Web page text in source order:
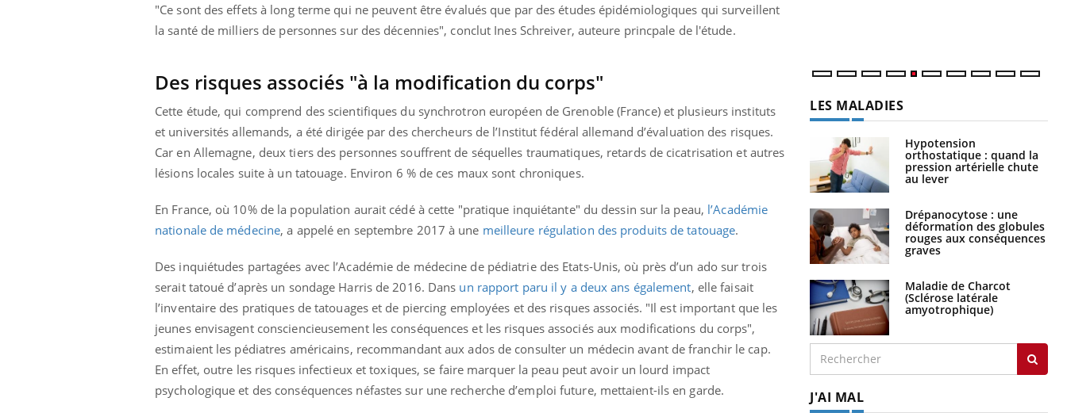
"Ce sont des effets à long terme qui ne peuvent être évalués que par des études épidémiologiques qui surveillent
la santé de milliers de personnes sur des décennies", conclut Ines Schreiver, auteure princpale de l'étude.
Des risques associés "à la modification du corps"
Cette étude, qui comprend des scientifiques du synchrotron européen de Grenoble (France) et plusieurs instituts
et universités allemands, a été dirigée par des chercheurs de l’Institut fédéral allemand d’évaluation des risques.
Car en Allemagne, deux tiers des personnes souffrent de séquelles traumatiques, retards de cicatrisation et autres
lésions locales suite à un tatouage. Environ 6 % de ces maux sont chroniques.
En France, où 10% de la population aurait cédé à cette "pratique inquiétante" du dessin sur la peau, l’Académie
nationale de médecine, a appelé en septembre 2017 à une meilleure régulation des produits de tatouage.
Des inquiétudes partagées avec l’Académie de médecine de pédiatrie des Etats-Unis, où près d’un ado sur trois
serait tatoué d’après un sondage Harris de 2016. Dans un rapport paru il y a deux ans également, elle faisait
l’inventaire des pratiques de tatouages et de piercing employées et des risques associés. "Il est important que les
jeunes envisagent consciencieusement les conséquences et les risques associés aux modifications du corps",
estimaient les pédiatres américains, recommandant aux ados de consulter un médecin avant de franchir le cap.
En effet, outre les risques infectieux et toxiques, se faire marquer la peau peut avoir un lourd impact
psychologique et des conséquences néfastes sur une recherche d’emploi future, mettaient-ils en garde.
LES MALADIES
Hypotension
orthostatique : quand la
pression artérielle chute
au lever
Drépanocytose : une
déformation des globules
rouges aux conséquences
graves
Maladie de Charcot
(Sclérose latérale
amyotrophique)
J'AI MAL